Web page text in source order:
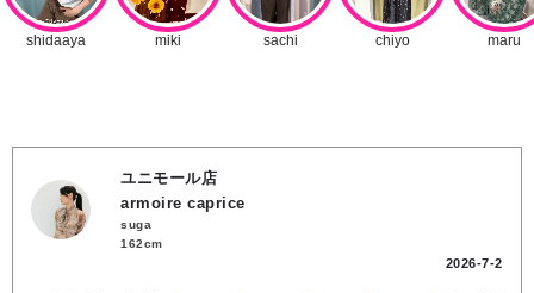
ユニモール店
armoire caprice
suga
162cm
2026-7-2